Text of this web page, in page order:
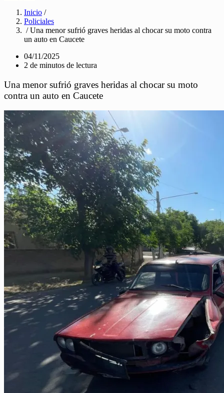
Inicio /
Policiales
/ Una menor sufrió graves heridas al chocar su moto contra
un auto en Caucete
04/11/2025
2 de minutos de lectura
Una menor sufrió graves heridas al chocar su moto
contra un auto en Caucete